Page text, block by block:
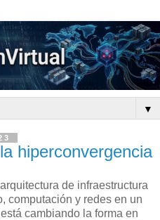
▼
hiperconvergencia
de infraestructura
computación y redes en un
cambiando la forma en